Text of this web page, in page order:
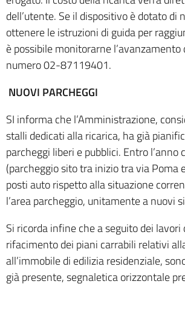
dell’utente. Se il dispositivo è dotato di
ottenere le istruzioni di guida per
è possibile monitorarne
numero 02-87119401.
NUOVI PARCHEGGI
SI informa che l’Amministrazione,
stalli dedicati alla ricarica, ha già
parcheggi liberi e pubblici. Entro
(parcheggio sito tra inizio tra via Poma
posti auto rispetto alla situazione
l’area parcheggio, unitamente a nuovi
Si ricorda infine che a seguito dei
rifacimento dei piani carrabili relativi
all’immobile di edilizia residenziale,
già presente, segnaletica orizzontale